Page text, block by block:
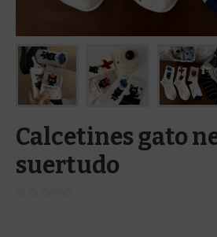
Calcetines gato
suertudo